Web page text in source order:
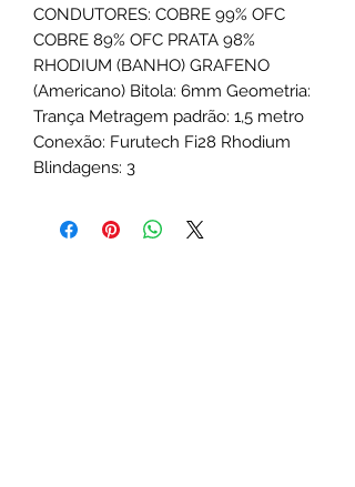
CONDUTORES: COBRE 99% OFC
COBRE 89% OFC PRATA 98%
RHODIUM (BANHO) GRAFENO
(Americano) Bitola: 6mm Geometria:
Trança Metragem padrão: 1,5 metro
Conexão: Furutech Fi28 Rhodium
Blindagens: 3